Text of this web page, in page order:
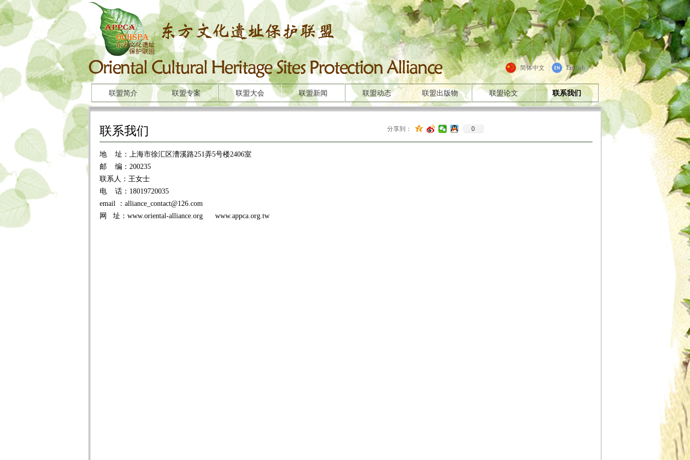
简体中文 English
联盟简介 联盟专案 联盟大会 联盟新闻 联盟动态 联盟出版物 联盟论文 联系我们
联系我们 分享到： 0
地 址：上海市徐汇区漕溪路251弄5号楼2406室
邮 编：200235
联系人：王女士
电 话：18019720035
email ：alliance_contact@126.com
网 址：www.oriental-alliance.org www.appca.org.tw